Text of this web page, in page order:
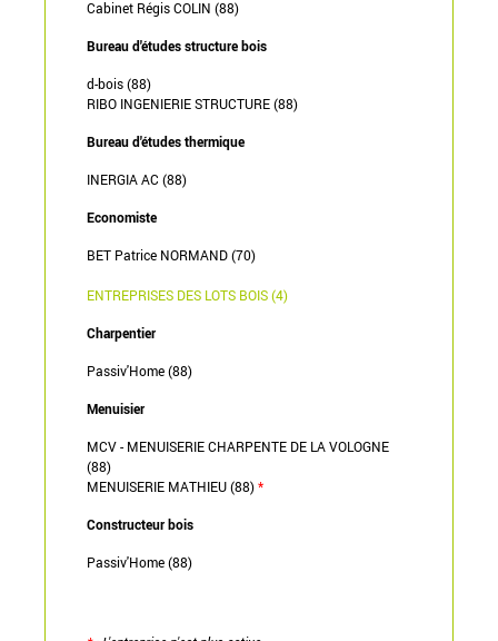
Cabinet Régis COLIN (88)
Bureau d'études structure bois
d-bois (88)
RIBO INGENIERIE STRUCTURE (88)
Bureau d'études thermique
INERGIA AC (88)
Economiste
BET Patrice NORMAND (70)
ENTREPRISES DES LOTS BOIS (4)
Charpentier
Passiv'Home (88)
Menuisier
MCV - MENUISERIE CHARPENTE DE LA VOLOGNE
(88)
MENUISERIE MATHIEU (88)*
Constructeur bois
Passiv'Home (88)